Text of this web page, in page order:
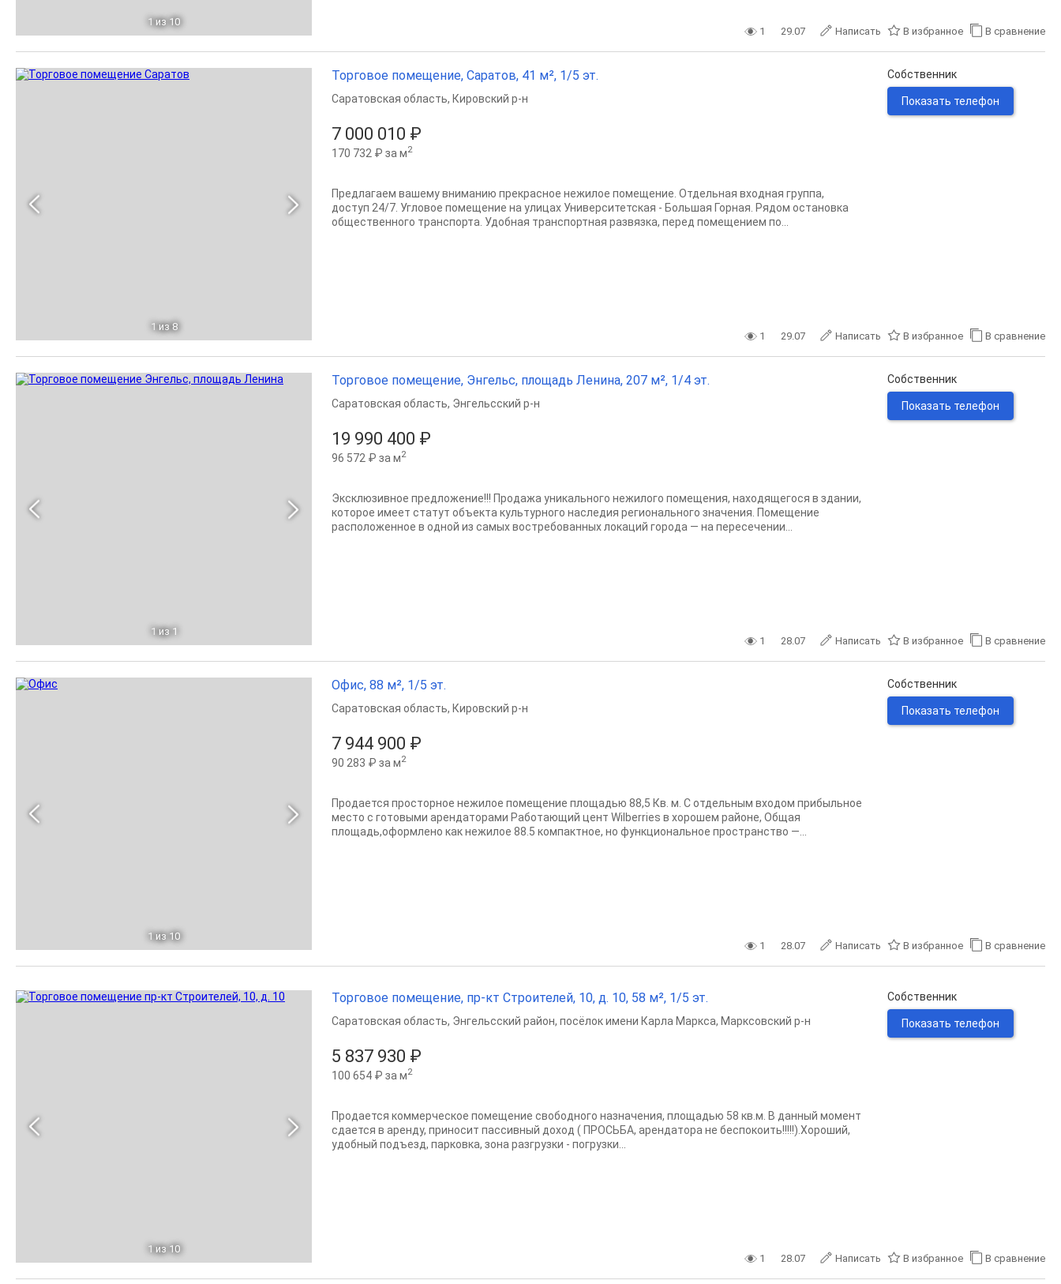
1 из 10
1 29.07 Написать В избранное В сравнение
1 из 8
Торговое помещение, Саратов, 41 м², 1/5 эт.
7 000 010 ₽
170 732 ₽ за м2
Саратовская область, Кировский р-н
Предлагаем вашему вниманию прекрасное нежилое помещение. Отдельная входная группа,
доступ 24/7. Угловое помещение на улицах Университетская - Большая Горная. Рядом остановка
общественного транспорта. Удобная транспортная развязка, перед помещением по...
Собственник
Показать телефон
1 29.07 Написать В избранное В сравнение
1 из 1
Торговое помещение, Энгельс, площадь Ленина, 207 м², 1/4 эт.
19 990 400 ₽
96 572 ₽ за м2
Саратовская область, Энгельсский р-н
Эксклюзивное предложение!!! Продажа уникального нежилого помещения, находящегося в здании,
которое имеет статут объекта культурного наследия регионального значения. Помещение
расположенное в одной из самых востребованных локаций города — на пересечении...
Собственник
Показать телефон
1 28.07 Написать В избранное В сравнение
1 из 10
Офис, 88 м², 1/5 эт.
7 944 900 ₽
90 283 ₽ за м2
Саратовская область, Кировский р-н
Продается просторное нежилое помещение площадью 88,5 Кв. м. С отдельным входом прибыльное
место с готовыми арендаторами Работающий цент Wilberries в хорошем районе, Общая
площадь,оформлено как нежилое 88.5 компактное, но функциональное пространство —...
Собственник
Показать телефон
1 28.07 Написать В избранное В сравнение
1 из 10
Торговое помещение, пр-кт Строителей, 10, д. 10, 58 м², 1/5 эт.
5 837 930 ₽
100 654 ₽ за м2
Саратовская область, Энгельсский район, посёлок имени Карла Маркса, Марксовский р-н
Продается коммерческое помещение свободного назначения, площадью 58 кв.м. В данный момент
сдается в аренду, приносит пассивный доход ( ПРОСЬБА, арендатора не беспокоить!!!!!).Хороший,
удобный подъезд, парковка, зона разгрузки - погрузки...
Собственник
Показать телефон
1 28.07 Написать В избранное В сравнение